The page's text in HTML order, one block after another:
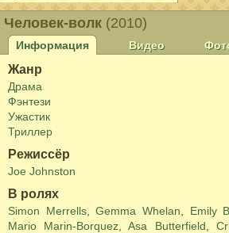
Человек-волк (2010)
Информация Видео
Жанр
Драма
Фэнтези
Ужастик
Триллер
Режиссёр
Joe Johnston
В ролях
Simon Merrells,Gemma Whelan Emily
Mario Marin-Borquez ,Asa Butterfield